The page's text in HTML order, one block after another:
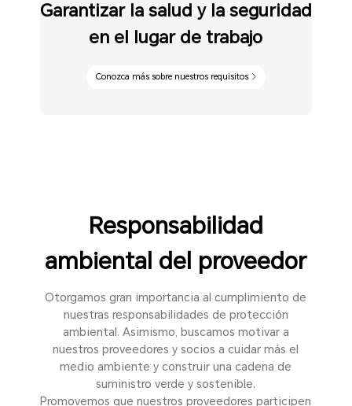
Garantizar la salud y la seguridad
en el lugar de trabajo
Conozca más sobre nuestros requisitos
Responsabilidad
ambiental del proveedor
Otorgamos gran importancia al cumplimiento de
nuestras responsabilidades de protección
ambiental. Asimismo, buscamos motivar a
nuestros proveedores y socios a cuidar más el
medio ambiente y construir una cadena de
suministro verde y sostenible.
Promovemos que nuestros proveedores participen